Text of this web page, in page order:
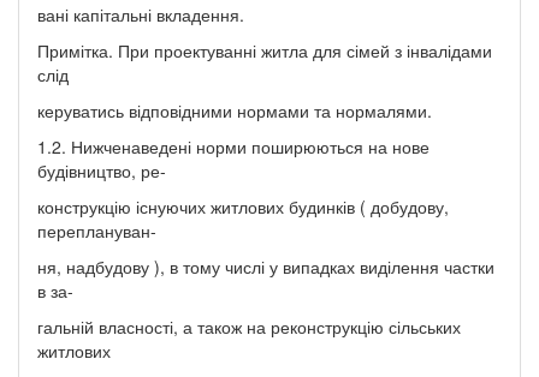
вані капітальні вкладення.
Примітка. При проектуванні житла для сімей з інвалідами
слід
керуватись відповідними нормами та нормалями.
1.2. Нижченаведені норми поширюються на нове
будівництво, ре-
конструкцію існуючих житлових будинків ( добудову,
переплануван-
ня, надбудову ), в тому числі у випадках виділення частки
в за-
гальній власності, а також на реконструкцію сільських
житлових